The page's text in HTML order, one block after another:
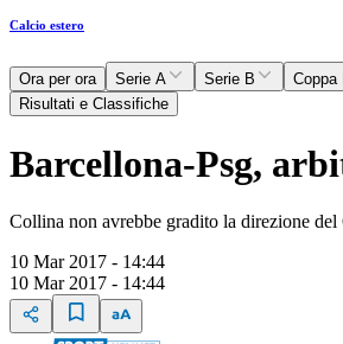
Calcio estero
Ora per ora Serie A Serie B Coppa
Risultati e Classifiche
Barcellona-Psg,
Collina non avrebbe gradito la direzione
10 Mar 2017 - 14:44
10 Mar 2017 - 14:44